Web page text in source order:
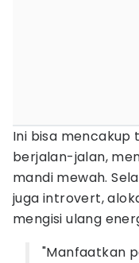
Ini bisa mencakup
berjalan-jalan,
mandi mewah.
juga introvert,
mengisi ulang
"Manfaatkan